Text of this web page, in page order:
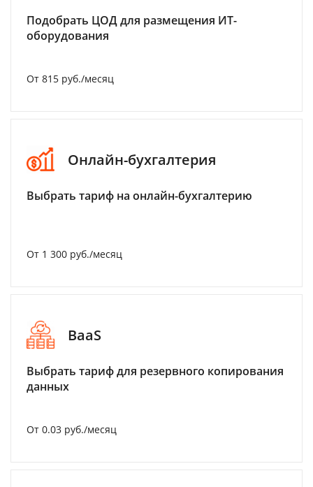
Подобрать ЦОД для размещения ИТ-
оборудования
От 815 руб./месяц
Онлайн-бухгалтерия
Выбрать тариф на онлайн-бухгалтерию
От 1 300 руб./месяц
BaaS
Выбрать тариф для резервного копирования
данных
От 0.03 руб./месяц